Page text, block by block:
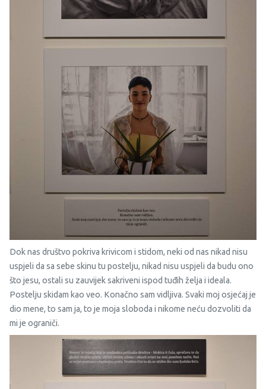
Dok nas društvo pokriva krivicom i stidom, neki od nas nikad nisu
uspjeli da sa sebe skinu tu postelju, nikad nisu uspjeli da budu ono
što jesu, ostali su zauvijek sakriveni ispod tuđih želja i ideala.
Postelju skidam kao veo. Konačno sam vidljiva. Svaki moj osjećaj je
dio mene, to sam ja, to je moja sloboda i nikome neću dozvoliti da
mi je ograniči.